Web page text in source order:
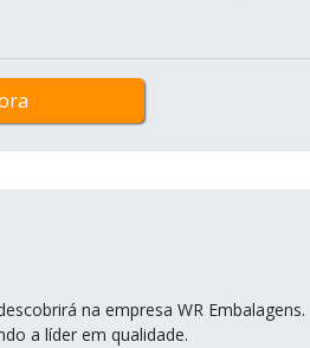
na empresa WR Embalagens.
a líder em qualidade.